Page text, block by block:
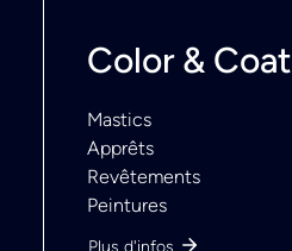
Color & Coat
Mastics
Apprêts
Revêtements
Peintures
Plus d'infos